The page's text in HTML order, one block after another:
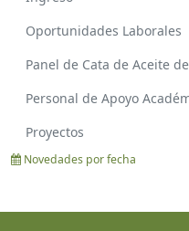
Oportunidades Laborales
Panel de Cata de Aceite
Personal de Apoyo
Proyectos
Novedades por fecha